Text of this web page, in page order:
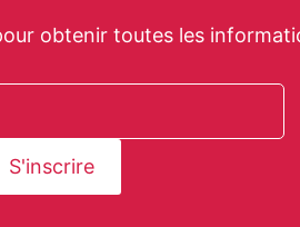
obtenir toutes les